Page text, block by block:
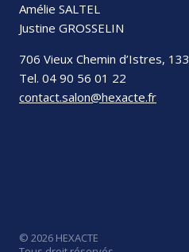
Amélie SALTEL
Justine GROSSELIN
706 Vieux Chemin d’Istres,
Tel. 04 90 56 01 22
contact.salon@hexacte.fr
© 2026 HEXACTE